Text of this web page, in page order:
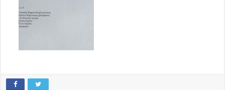
için